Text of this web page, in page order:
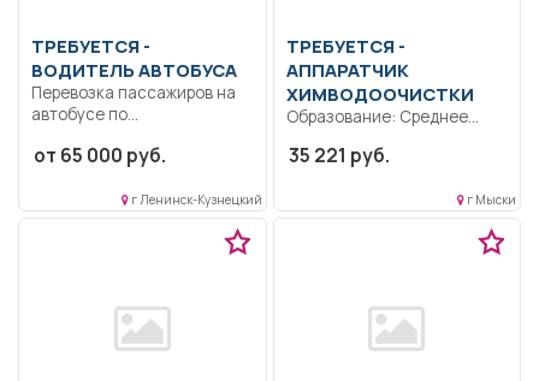
ТРЕБУЕТСЯ -
ВОДИТЕЛЬ АВТОБУСА
Перевозка пассажиров на
автобусе по
междугородним
от 65 000 руб.
г Ленинск-Кузнецкий
ТРЕБУЕТСЯ -
АППАРАТЧИК
ХИМВОДООЧИСТКИ
Образование: Среднее
образование..
контроль за параметрами...
35 221 руб.
г Мыски